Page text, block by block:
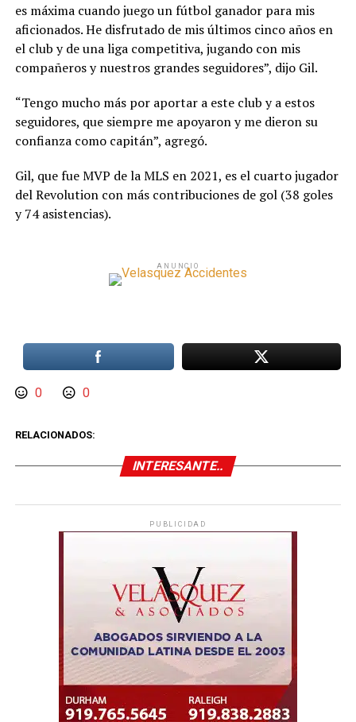
es máxima cuando juego un fútbol ganador para mis
aficionados. He disfrutado de mis últimos cinco años en
el club y de una liga competitiva, jugando con mis
compañeros y nuestros grandes seguidores”, dijo Gil.
“Tengo mucho más por aportar a este club y a estos
seguidores, que siempre me apoyaron y me dieron su
confianza como capitán”, agregó.
Gil, que fue MVP de la MLS en 2021, es el cuarto jugador
del Revolution con más contribuciones de gol (38 goles
y 74 asistencias).
ANUNCIO
0 0
RELACIONADOS:
INTERESANTE..
PUBLICIDAD